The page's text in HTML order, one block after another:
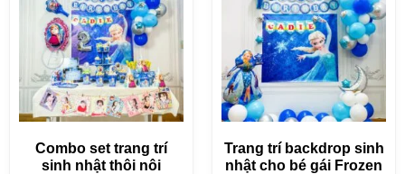
Combo set trang trí
sinh nhật thôi nôi
Trang trí backdrop sinh
nhật cho bé gái Frozen